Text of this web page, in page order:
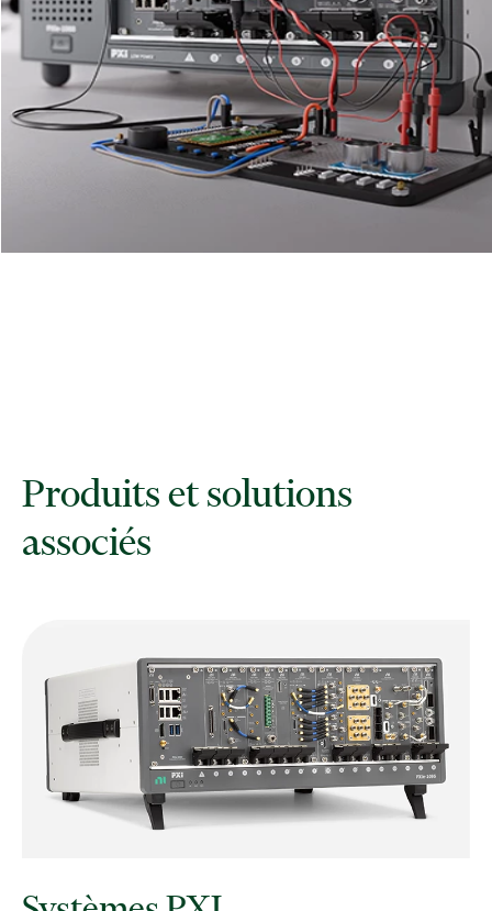
Produits et solutions
associés